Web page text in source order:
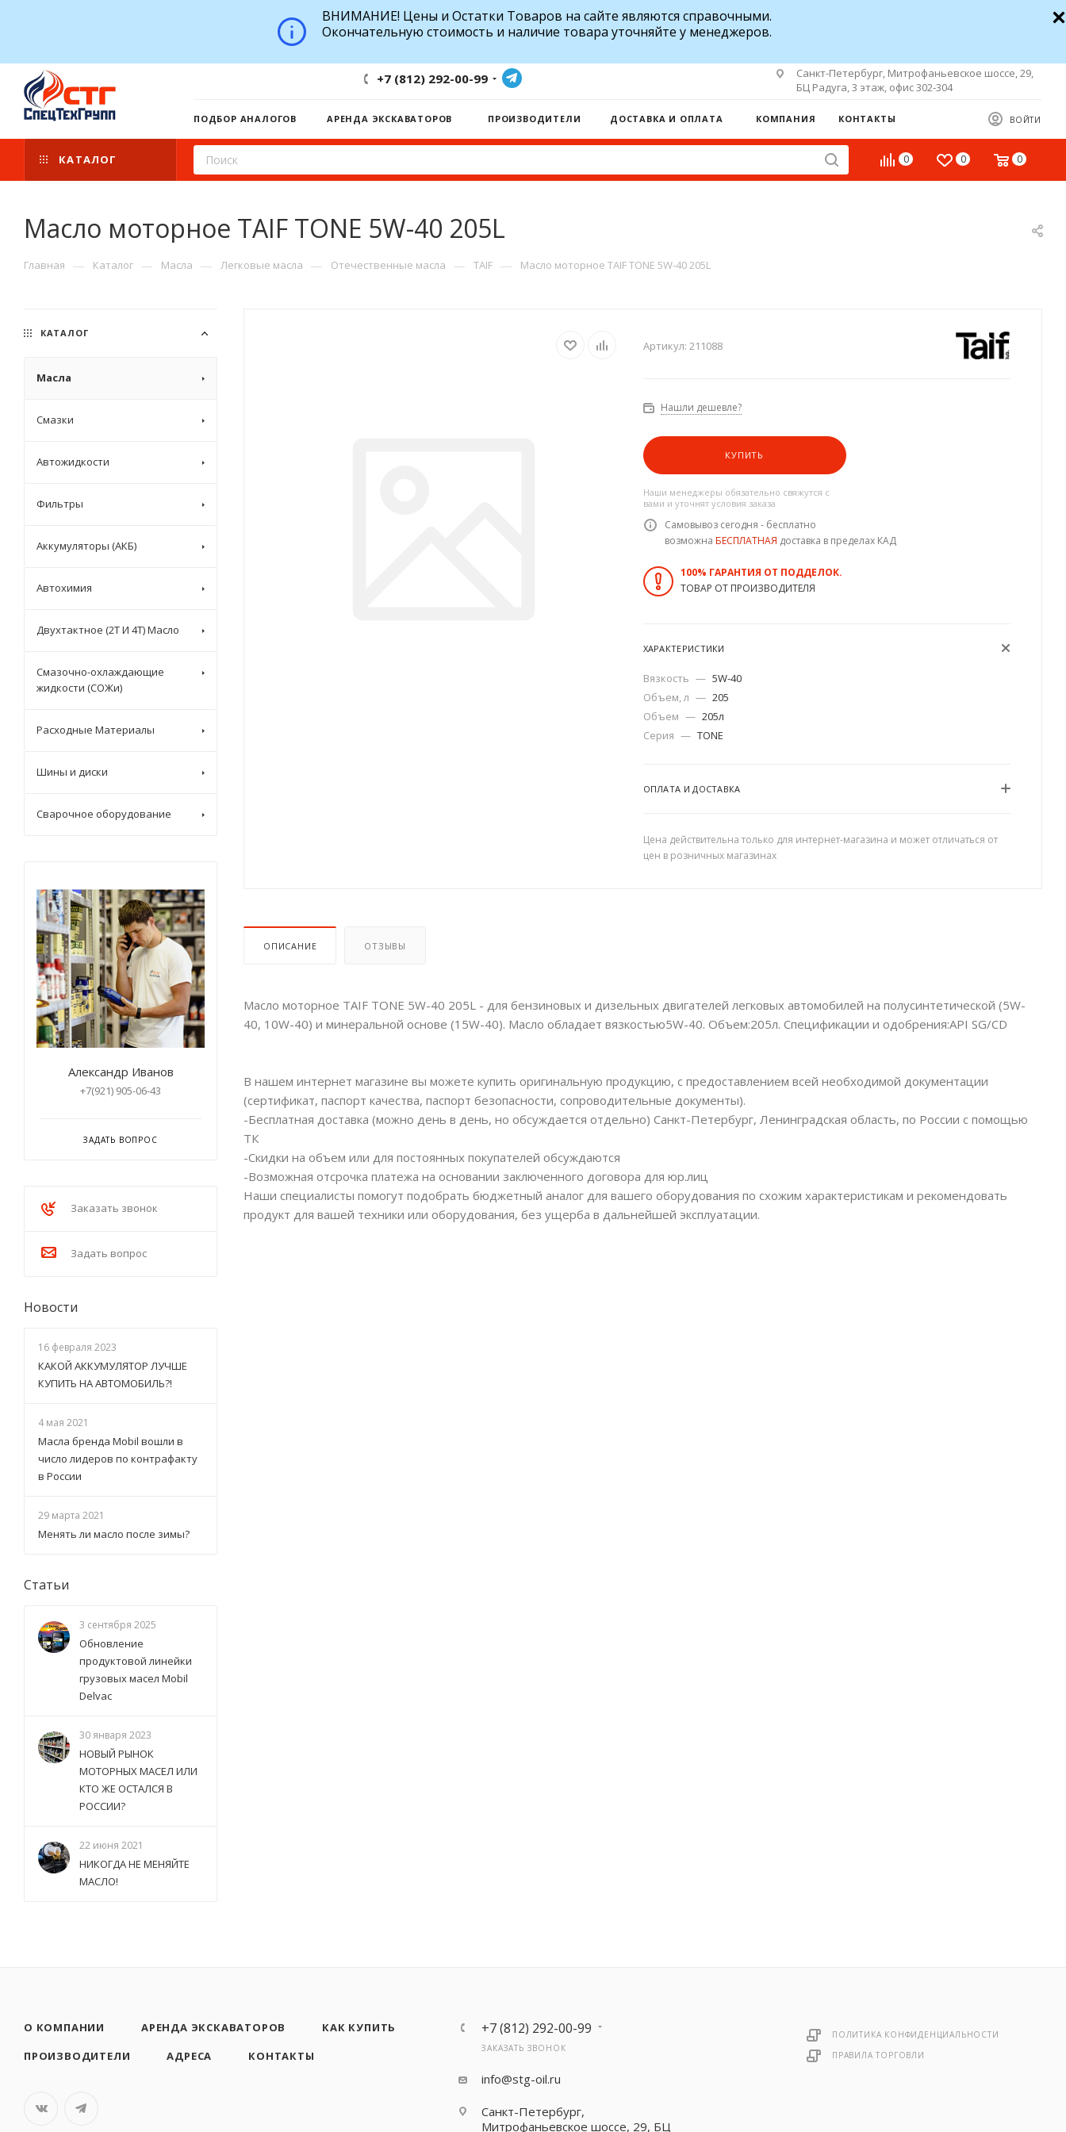
ВНИМАНИЕ! Цены и Остатки Товаров на сайте являются справочными.
Окончательную стоимость и наличие товара уточняйте у менеджеров.
+7 (812) 292-00-99
Санкт-Петербург, Митрофаньевское шоссе, 29,
БЦ Радуга, 3 этаж, офис 302-304
ВОЙТИ
ПОДБОР АНАЛОГОВ АРЕНДА ЭКСКАВАТОРОВ ПРОИЗВОДИТЕЛИ ДОСТАВКА И ОПЛАТА КОМПАНИЯ КОНТАКТЫ
0 0 0
КАТАЛОГ
Масло моторное TAIF TONE 5W-40 205L
Главная — Каталог — Масла — Легковые масла — Отечественные масла — TAIF — Масло моторное TAIF TONE 5W-40 205L
Артикул: 211088
Нашли дешевле?
КУПИТЬ
Наши менеджеры обязательно свяжутся с
вами и уточнят условия заказа
Самовывоз сегодня - бесплатно
возможна БЕСПЛАТНАЯ доставка в пределах КАД
100% ГАРАНТИЯ ОТ ПОДДЕЛОК.
ТОВАР ОТ ПРОИЗВОДИТЕЛЯ
ХАРАКТЕРИСТИКИ
Вязкость — 5W-40
Объем, л — 205
Объем — 205л
Серия — TONE
ОПЛАТА И ДОСТАВКА
Цена действительна только для интернет-магазина и может отличаться от
цен в розничных магазинах
ОПИСАНИЕ ОТЗЫВЫ
Масло моторное TAIF TONE 5W-40 205L - для бензиновых и дизельных двигателей легковых автомобилей на полусинтетической (5W-
40, 10W-40) и минеральной основе (15W-40). Масло обладает вязкостью5W-40. Объем:205л. Спецификации и одобрения:API SG/CD
В нашем интернет магазине вы можете купить оригинальную продукцию, с предоставлением всей необходимой документации
(сертификат, паспорт качества, паспорт безопасности, сопроводительные документы).
-Бесплатная доставка (можно день в день, но обсуждается отдельно) Санкт-Петербург, Ленинградская область, по России с помощью
ТК
-Скидки на объем или для постоянных покупателей обсуждаются
-Возможная отсрочка платежа на основании заключенного договора для юр.лиц
Наши специалисты помогут подобрать бюджетный аналог для вашего оборудования по схожим характеристикам и рекомендовать
продукт для вашей техники или оборудования, без ущерба в дальнейшей эксплуатации.
КАТАЛОГ
Масла
Смазки
Автожидкости
Фильтры
Аккумуляторы (АКБ)
Автохимия
Двухтактное (2T И 4T) Масло
Смазочно-охлаждающие
жидкости (СОЖи)
Расходные Материалы
Шины и диски
Сварочное оборудование
Александр Иванов
+7(921) 905-06-43
ЗАДАТЬ ВОПРОС
Заказать звонок
Задать вопрос
Новости
16 февраля 2023
КАКОЙ АККУМУЛЯТОР ЛУЧШЕ
КУПИТЬ НА АВТОМОБИЛЬ?!
4 мая 2021
Масла бренда Mobil вошли в
число лидеров по контрафакту
в России
29 марта 2021
Менять ли масло после зимы?
Статьи
3 сентября 2025
Обновление
продуктовой линейки
грузовых масел Mobil
Delvac
30 января 2023
НОВЫЙ РЫНОК
МОТОРНЫХ МАСЕЛ ИЛИ
КТО ЖЕ ОСТАЛСЯ В
РОССИИ?
22 июня 2021
НИКОГДА НЕ МЕНЯЙТЕ
МАСЛО!
О КОМПАНИИ АРЕНДА ЭКСКАВАТОРОВ
КАК КУПИТЬ
ПРОИЗВОДИТЕЛИ
АДРЕСА КОНТАКТЫ
+7 (812) 292-00-99
ЗАКАЗАТЬ ЗВОНОК
info@stg-oil.ru
Санкт-Петербург,
Митрофаньевское шоссе, 29, БЦ
ПОЛИТИКА КОНФИДЕНЦИАЛЬНОСТИ
ПРАВИЛА ТОРГОВЛИ